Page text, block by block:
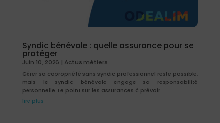
Syndic bénévole : quelle assurance pour se
protéger
Juin 10, 2026 | Actus métiers
Gérer sa copropriété sans syndic professionnel reste possible,
mais le syndic bénévole engage sa responsabilité
personnelle. Le point sur les assurances à prévoir.
lire plus